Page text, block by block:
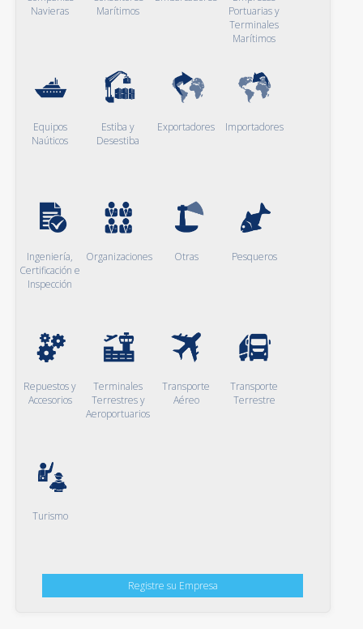
Navieras
Marítimos
Portuarias y
Terminales
Marítimos
Equipos
Naúticos
Estiba y
Desestiba
Exportadores Importadores
Ingeniería,
Certificación e
Inspección
Organizaciones Otras Pesqueros
Repuestos y
Accesorios
Terminales
Terrestres y
Aeroportuarios
Transporte
Aéreo
Transporte
Terrestre
Turismo
Registre su Empresa